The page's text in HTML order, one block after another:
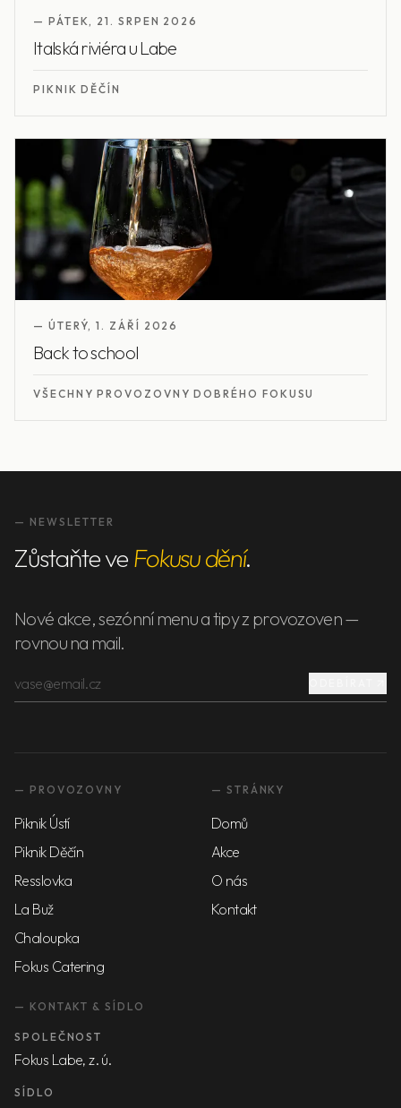
— PÁTEK, 21. SRPEN 2026
Italská riviéra u Labe
PIKNIK DĚČÍN
— ÚTERÝ,1. ZÁŘÍ 2026
Back to school
VŠECHNY PROVOZOVNY DOBRÉHO FOKUSU
— NEWSLETTER
Zůstaňte ve Fokusu dění.
Nové akce, sezónní menu a tipy z provozoven —
rovnou na mail.
— PROVOZOVNY
Piknik Ústí
Piknik Děčín
Resslovka
La Buž
Chaloupka
Fokus Catering
— STRÁNKY
Domů
Akce
O nás
Kontakt
— KONTAKT & SÍDLO
SPOLEČNOST
Fokus Labe, z. ú.
SÍDLO